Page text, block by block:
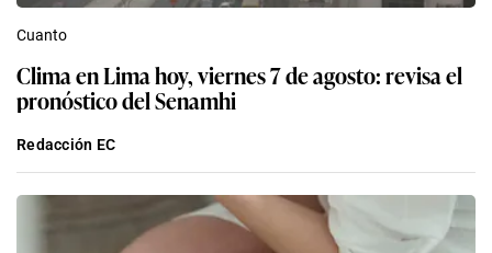
Cuanto
Clima en Lima hoy, viernes 7 de agosto: revisa el
pronóstico del Senamhi
Redacción EC